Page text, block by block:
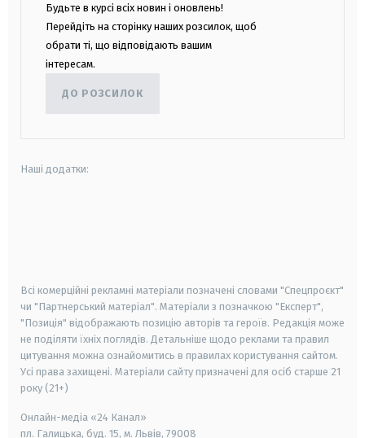
Будьте в курсі всіх новин і оновлень!
Перейдіть на сторінку наших розсилок, щоб
обрати ті, що відповідають вашим
інтересам.
ДО РОЗСИЛОК
Наші додатки:
Всі комерційні рекламні матеріали позначені словами "Спецпроєкт"
чи "Партнерський матеріал". Матеріали з позначкою "Експерт",
"Позиція" відображають позицію авторів та героїв. Редакція може
не поділяти їхніх поглядів. Детальніше щодо реклами та правил
цитування можна ознайомитись в правилах користування сайтом.
Усі права захищені. Матеріали сайту призначені для осіб старше 21
року (21+)
Онлайн-медіа «24 Канал»
пл. Галицька, буд. 15, м. Львів, 79008